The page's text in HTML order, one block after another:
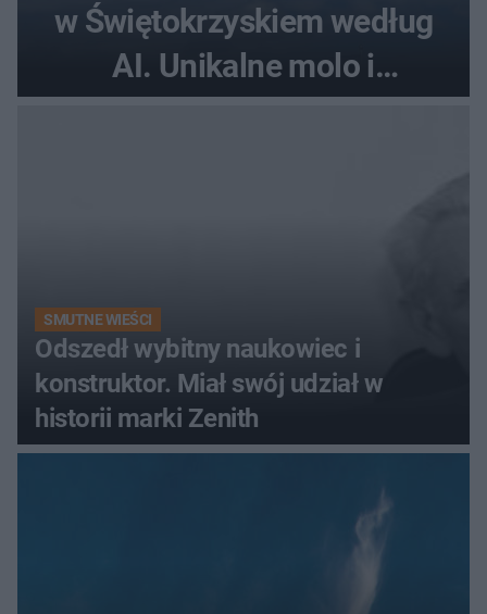
w Świętokrzyskiem według
AI. Unikalne molo i
promenada
SMUTNE WIEŚCI
Odszedł wybitny naukowiec i
konstruktor. Miał swój udział w
historii marki Zenith